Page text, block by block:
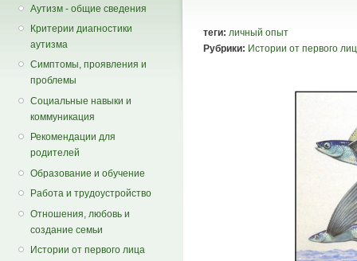
Аутизм - общие сведения
Критерии диагностики
аутизма
Симптомы, проявления и
проблемы
Социальные навыки и
коммуникация
Рекомендации для
родителей
Образование и обучение
Работа и трудоустройство
Отношения, любовь и
создание семьи
Истории от первого лица
теги: личный опыт
Рубрики: Истории от первого